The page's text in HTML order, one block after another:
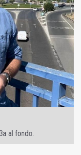
al fondo.